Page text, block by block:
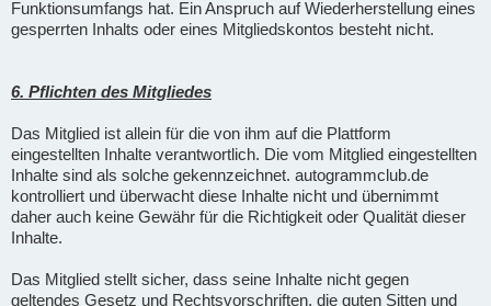
Funktionsumfangs hat. Ein Anspruch auf Wiederherstellung eines
gesperrten Inhalts oder eines Mitgliedskontos besteht nicht.
6. Pflichten des Mitgliedes
Das Mitglied ist allein für die von ihm auf die Plattform
eingestellten Inhalte verantwortlich. Die vom Mitglied eingestellten
Inhalte sind als solche gekennzeichnet. autogrammclub.de
kontrolliert und überwacht diese Inhalte nicht und übernimmt
daher auch keine Gewähr für die Richtigkeit oder Qualität dieser
Inhalte.
Das Mitglied stellt sicher, dass seine Inhalte nicht gegen
geltendes Gesetz und Rechtsvorschriften, die guten Sitten und